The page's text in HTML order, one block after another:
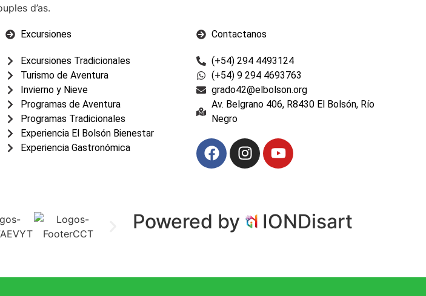
d’as.
Excursiones
Excursiones Tradicionales
Turismo de Aventura
Invierno y Nieve
Programas de Aventura
Programas Tradicionales
Experiencia El Bolsón Bienestar
Experiencia Gastronómica
Contactanos
(+54) 294 4493124
(+54) 9 294 4693763
grado42@elbolson.org
Av. Belgrano 406, R8430 El Bolsón, Río
Negro
Powered by IONDisart